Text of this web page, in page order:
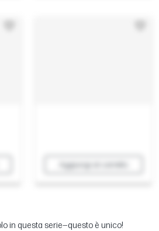
Aggiungi al carrello
in questa serie—questo è unico!